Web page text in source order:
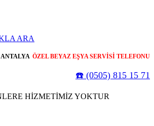
ARA
ANTALYA ÖZEL BEYAZ EŞYA SERVİSİ TELEFONU
☎️ (0505) 815 15 71
HİZMETİMİZ YOKTUR